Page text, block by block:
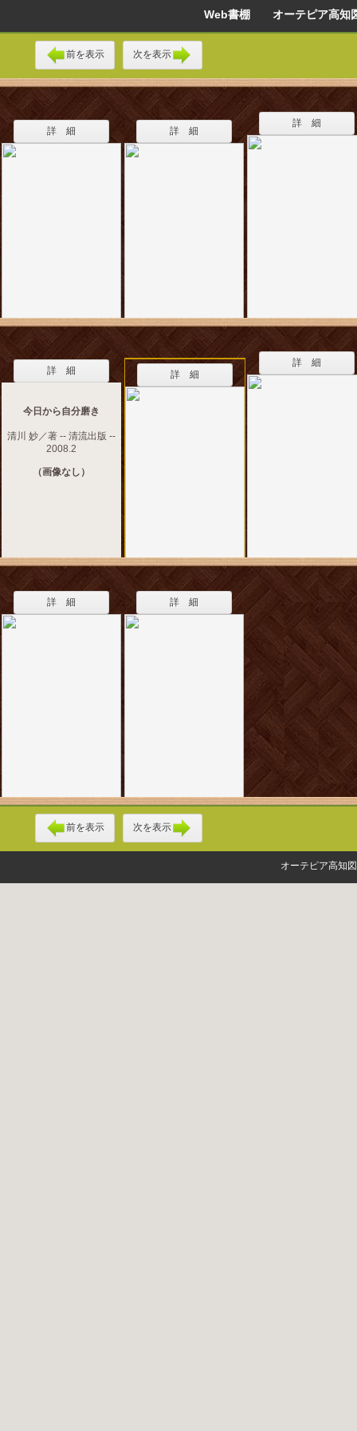
Web書棚 オーテピア高知
前を表示 次を表示
詳 細 詳 細
詳 細
詳 細
今日から自分磨き
清川 妙／著 -- 清流出版 --
2008.2
（画像なし）
詳 細
詳 細
詳 細 詳 細
前を表示 次を表示
オーテピア高知